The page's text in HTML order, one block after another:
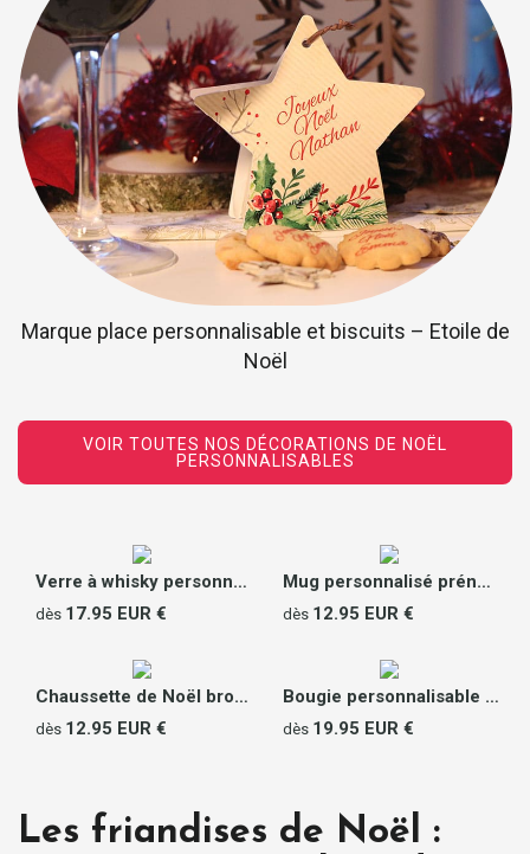
Marque place personnalisable et biscuits – Etoile de
Noël
VOIR TOUTES NOS DÉCORATIONS DE NOËL
PERSONNALISABLES
Verre à whisky personnalisé - Prénom et Message
dès 17.95 EUR €
Mug personnalisé prénom - Avis client
dès 12.95 EUR €
Chaussette de Noël brodée personnalisable - Prénom
dès 12.95 EUR €
Bougie personnalisable parfumée - Joyeux Noël
dès 19.95 EUR €
Les friandises de Noël :